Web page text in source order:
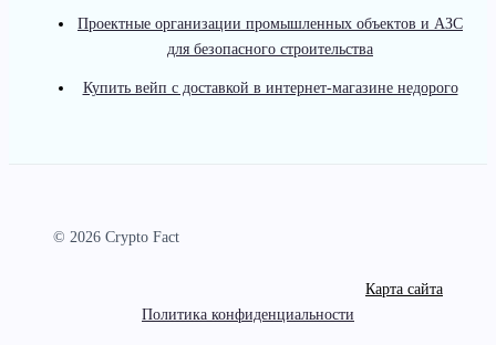
Проектные организации промышленных объектов и АЗС
для безопасного строительства
Купить вейп с доставкой в интернет-магазине недорого
© 2026 Crypto Fact
Карта сайта
Политика конфиденциальности